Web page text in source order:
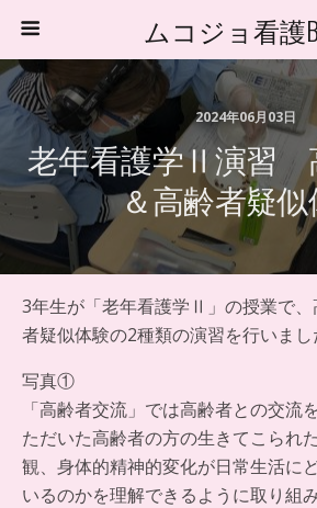
ムコジョ看護
2024年06月03日
老年看護学Ⅱ演習
＆高齢者疑
3年生が「老年看護学Ⅱ」の授業で、
者疑似体験の2種類の演習を行いまし
写真①
「高齢者交流」では高齢者との交流
ただいた高齢者の方の生きてこられ
観、身体的精神的変化が日常生活に
いるのかを理解できるように取り組